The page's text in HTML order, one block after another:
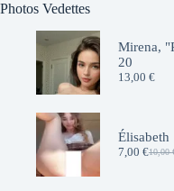
Photos Vedettes
Mirena,
20
13,00 €
Élisabeth
10,00
Le
7,00 €Le